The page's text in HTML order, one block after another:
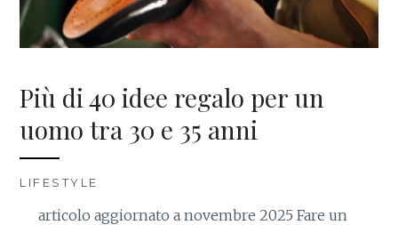
Più di 40 idee regalo per un
uomo tra 30 e 35 anni
LIFESTYLE
articolo aggiornato a novembre 2025 Fare un